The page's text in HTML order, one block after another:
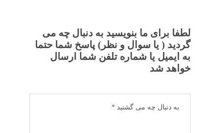
لطفا برای ما بنویسید به دنبال چه می
گردید ( یا سوال و نظر) پاسخ شما حتما
به ایمیل یا شماره تلفن شما ارسال
خواهد شد